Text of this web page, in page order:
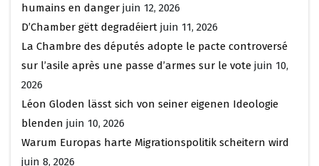
humains en danger juin 12, 2026
D’Chamber gëtt degradéiert juin 11, 2026
La Chambre des députés adopte le pacte controversé
sur l’asile après une passe d’armes sur le vote juin 10,
2026
Léon Gloden lässt sich von seiner eigenen Ideologie
blenden juin 10, 2026
Warum Europas harte Migrationspolitik scheitern wird
juin 8, 2026